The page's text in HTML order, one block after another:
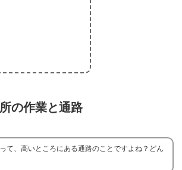
の作業と通路
て、高いところにある通路のことですよね？どん